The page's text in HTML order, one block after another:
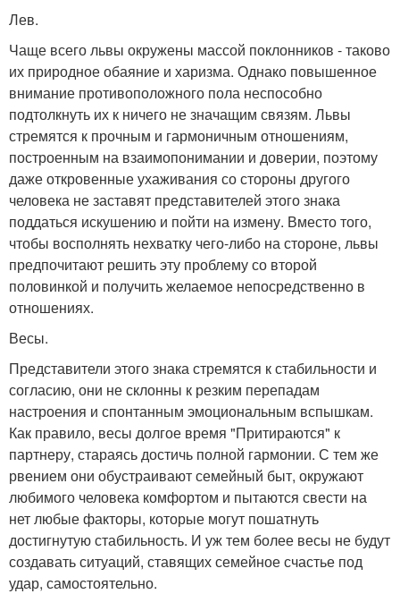
Лев.
Чаще всего львы окружены массой поклонников - таково
их природное обаяние и харизма. Однако повышенное
внимание противоположного пола неспособно
подтолкнуть их к ничего не значащим связям. Львы
стремятся к прочным и гармоничным отношениям,
построенным на взаимопонимании и доверии, поэтому
даже откровенные ухаживания со стороны другого
человека не заставят представителей этого знака
поддаться искушению и пойти на измену. Вместо того,
чтобы восполнять нехватку чего-либо на стороне, львы
предпочитают решить эту проблему со второй
половинкой и получить желаемое непосредственно в
отношениях.
Весы.
Представители этого знака стремятся к стабильности и
согласию, они не склонны к резким перепадам
настроения и спонтанным эмоциональным вспышкам.
Как правило, весы долгое время "Притираются" к
партнеру, стараясь достичь полной гармонии. С тем же
рвением они обустраивают семейный быт, окружают
любимого человека комфортом и пытаются свести на
нет любые факторы, которые могут пошатнуть
достигнутую стабильность. И уж тем более весы не будут
создавать ситуаций, ставящих семейное счастье под
удар, самостоятельно.